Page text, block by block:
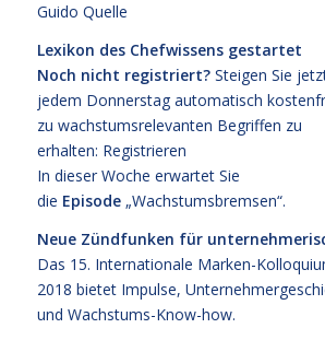
Guido Quelle
Lexikon des Chefwissens gestartet
Noch nicht registriert?Steigen Sie
jedem Donnerstag automatisch
zu wachstumsrelevanten Begriffen zu
erhalten: Registrieren
In dieser Woche erwartet Sie
die Episode„Wachstumsbremsen“.
Neue Zündfunken für
Das 15. Internationale Marken-
2018 bietet Impulse,
und Wachstums-Know-how.